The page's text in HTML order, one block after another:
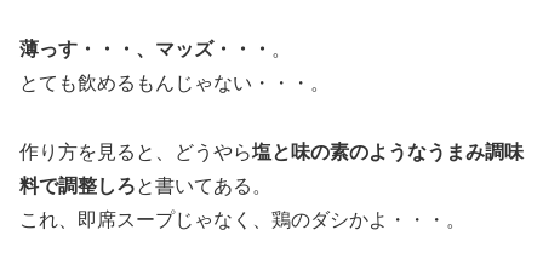
薄っす・・・、マッズ・・・ 。
とても飲めるもんじゃない・・・。
作り方を見ると、どうやら塩と味の素のようなうまみ調味
料で調整しろと書いてある。
これ、即席スープじゃなく、鶏のダシかよ・・・。